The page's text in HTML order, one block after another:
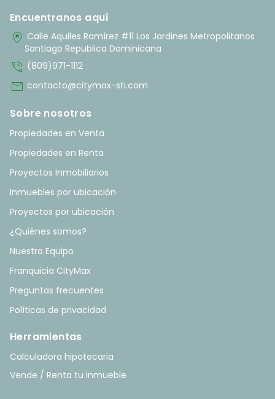
Encuentranos aquí
home_pin Calle Aquiles Ramírez #11 Los Jardines Metropolitanos
Santiago Republica Dominicana
phone_in_talk (809)971-1112
mail contacto@citymax-sti.com
Sobre nosotros
Propiedades en Venta
Propiedades en Renta
Proyectos Inmobiliarios
Inmuebles por ubicación
Proyectos por ubicación
¿Quiénes somos?
Nuestro Equipo
Franquicia CityMax
Preguntas frecuentes
Políticas de privacidad
Herramientas
Calculadora hipotecaria
Vende / Renta tu inmueble